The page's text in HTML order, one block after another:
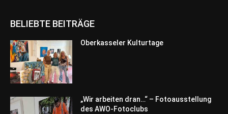
BELIEBTE BEITRÄGE
Oberkasseler Kulturtage
„Wir arbeiten dran…“ – Fotoausstellung
des AWO-Fotoclubs